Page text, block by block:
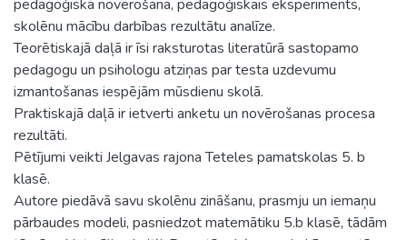
pedagoģiskā novērošana, pedagoģiskais eksperiments,
skolēnu mācību darbības rezultātu analīze.
Teorētiskajā daļā ir īsi raksturotas literatūrā sastopamo
pedagogu un psihologu atziņas par testa uzdevumu
izmantošanas iespējām mūsdienu skolā.
Praktiskajā daļā ir ietverti anketu un novērošanas procesa
rezultāti.
Pētījumi veikti Jelgavas rajona Teteles pamatskolas 5. b
klasē.
Autore piedāvā savu skolēnu zināšanu, prasmju un iemaņu
pārbaudes modeli, pasniedzot matemātiku 5.b klasē, tādām